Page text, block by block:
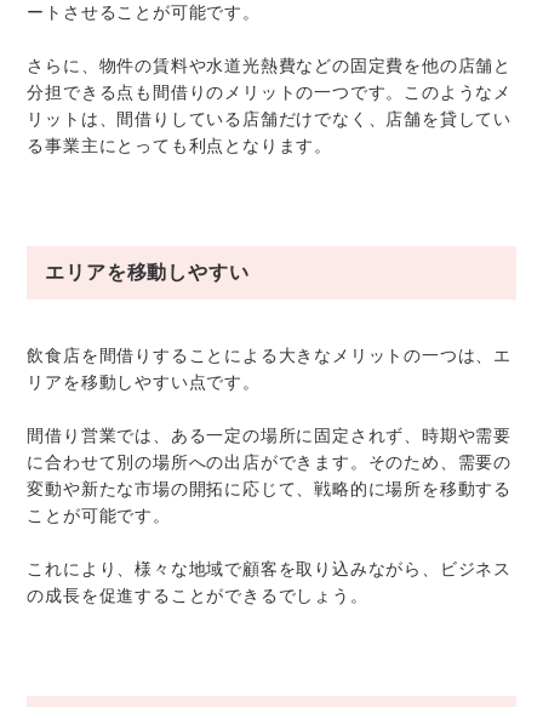
ートさせることが可能です。
さらに、物件の賃料や水道光熱費などの固定費を他の店舗と
分担できる点も間借りのメリットの一つです。このようなメ
リットは、間借りしている店舗だけでなく、店舗を貸してい
る事業主にとっても利点となります。
エリアを移動しやすい
飲食店を間借りすることによる大きなメリットの一つは、エ
リアを移動しやすい点です。
間借り営業では、ある一定の場所に固定されず、時期や需要
に合わせて別の場所への出店ができます。そのため、需要の
変動や新たな市場の開拓に応じて、戦略的に場所を移動する
ことが可能です。
これにより、様々な地域で顧客を取り込みながら、ビジネス
の成長を促進することができるでしょう。